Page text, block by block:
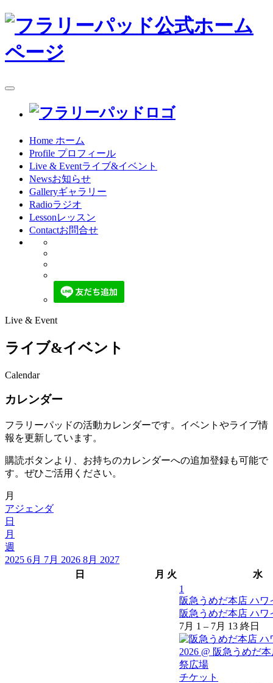
toggle
navigation
Home ホーム
Profile プロフィール
Live & Eventライブ&イベント
Newsお知らせ
Galleryギャラリー
Radioラジオ
Lessonレッスン
Contactお問合せ
Live & Event
ライブ&イベント
Calendar
カレンダー
フラリーパッドの活動カレンダーです。イベントやライブ情
報を更新しています。
購読ボタンより、お持ちのカレンダーへの追加登録も可能で
す。ぜひご活用ください。
月
アジェンダ
日
月
週
2025 6月 7月 2026 8月 2027
日
月 火
水
1
阪急うめだ本店 ハワ
阪急うめだ本店 ハワ
7月 1 – 7月 13 終日
チケット